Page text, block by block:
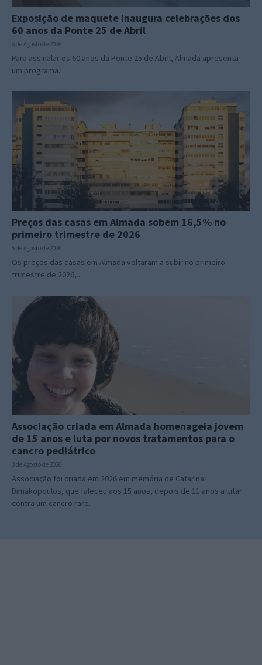
Exposição de maquete inaugura celebrações dos
60 anos da Ponte 25 de Abril
6 de Agosto de 2026
Para assinalar os 60 anos da Ponte 25 de Abril, Almada apresenta
um programa...
Preços das casas em Almada sobem 16,5% no
primeiro trimestre de 2026
5 de Agosto de 2026
Os preços das casas em Almada voltaram a subir no primeiro
trimestre de 2026,...
Associação criada em Almada homenageia jovem
de 15 anos e luta por novos tratamentos para o
cancro pediátrico
3 de Agosto de 2026
Associação foi criada em 2026 em memória de Catarina
Dimakopoulos, que faleceu aos 15 anos, depois de 11 anos a lutar
contra um cancro raro.